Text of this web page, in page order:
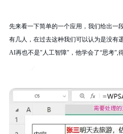
先来看一下简单的一个应用，我们给出一
有几人，在过去这种我们可以认为是没有
AI再也不是"人工智障"，他学会了“思考",